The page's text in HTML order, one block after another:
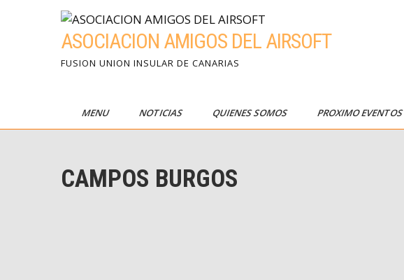
ASOCIACION AMIGOS DEL AIRSOFT
FUSION UNION INSULAR DE CANARIAS
MENU NOTICIAS QUIENES SOMOS PROXIMO EVENTOS
CAMPOS BURGOS